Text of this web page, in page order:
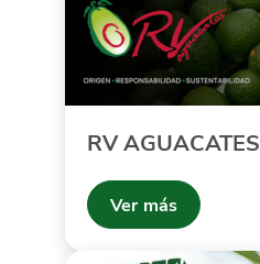
RV AGUACATES
Ver más